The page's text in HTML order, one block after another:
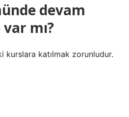
devam
mı?
kurslara katılmak zorunludur.